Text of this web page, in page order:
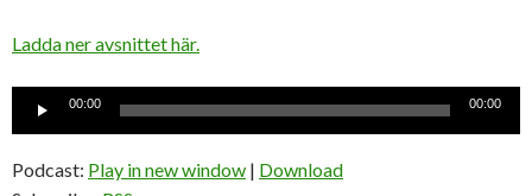
Ladda ner avsnittet här.
Ljudspelare
00:00 00:00
Podcast: Play in new window | Download